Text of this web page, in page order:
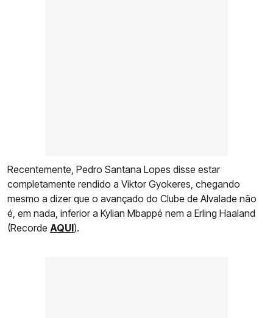
Recentemente, Pedro Santana Lopes disse estar
completamente rendido a Viktor Gyokeres, chegando
mesmo a dizer que o avançado do Clube de Alvalade não
é, em nada, inferior a Kylian Mbappé nem a Erling Haaland
(Recorde AQUI).